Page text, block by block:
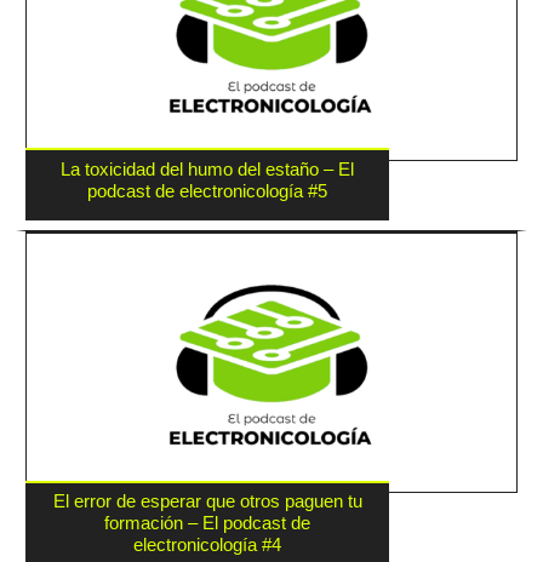
La toxicidad del humo del estaño – El
podcast de electronicología #5
El error de esperar que otros paguen tu
formación – El podcast de
electronicología #4